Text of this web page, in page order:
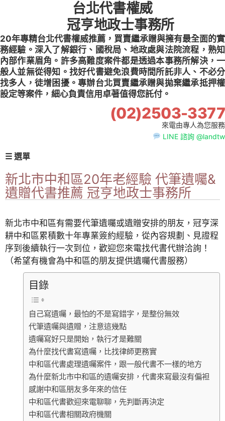
台北代書權威
冠亨地政士事務所
20年專精台北代書權威推薦，買賣繼承贈與擁有最全面的實
務經驗。深入了解銀行、國稅局、地政處與法院流程，熟知
內部作業眉角。許多高難度案件都是透過本事務所解決，一
般人並無從得知。找好代書避免浪費時間所託非人、不必分
找多人，徒增困擾。專辦台北買賣繼承贈與拋棄繼承抵押權
設定等案件，細心負責信用卓著值得您託付。
(02)2503-3377
來電由專人為您服務
LINE 諮詢 @landtw
☰ 選單
新北市中和區20年老經驗 代筆遺囑&
遺贈代書推薦 冠亨地政士事務所
新北市中和區有需要代筆遺囑或遺贈安排的朋友，冠亨深
耕中和區累積數十年專業簽約經驗，從內容規劃、見證程
序到後續執行一次到位，歡迎您來電找代書代辦洽詢！
（希望有機會為中和區的朋友提供遺囑代書服務）
目錄
自己寫遺囑，最怕的不是寫錯字，是整份無效
代筆遺囑與遺贈，注意這幾點
遺囑寫好只是開始，執行才是難關
為什麼找代書寫遺囑，比找律師更務實
中和區代書處理遺囑案件，跟一般代書不一樣的地方
為什麼新北市中和區的遺囑安排，代書來寫最沒有偏袒
感謝中和區朋友多年來的信任
中和區代書歡迎來電聊聊，先判斷再決定
中和區代書相關政府機關